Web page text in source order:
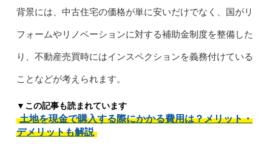
背景には、中古住宅の価格が単に安いだけでなく、国がリ
フォームやリノベーションに対する補助金制度を整備した
り、不動産売買時にはインスペクションを義務付けている
ことなどが考えられます。
▼この記事も読まれています
土地を現金で購入する際にかかる費用は？メリット・
デメリットも解説